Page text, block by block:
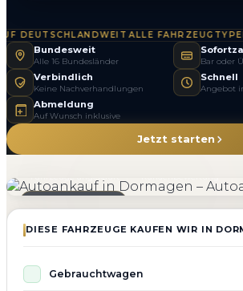
DEUTSCHLANDWEITALLE FAHRZEUGTYPEN·
Bundesweit
Alle 16 Bundesländer Bar oder
Verbindlich
Keine Nachverhandlungen
Schnell
Angebot
Abmeldung
Auf Wunsch inklusive
Jetzt starten
DIESE FAHRZEUGE KAUFEN WIR IN
Gebrauchtwagen